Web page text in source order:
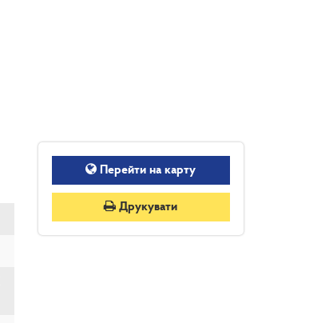
Перейти на карту
Друкувати